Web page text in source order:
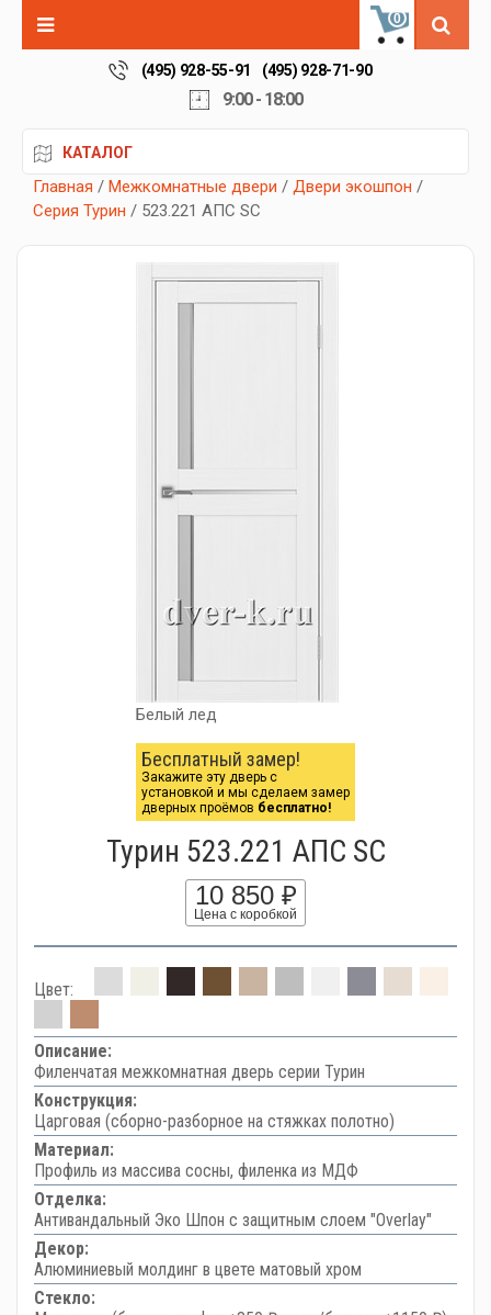
0
(495) 928-55-91 (495) 928-71-90
9:00 - 18:00
КАТАЛОГ
Главная / Межкомнатные двери / Двери экошпон /
Серия Турин / 523.221 АПС SC
Белый лед
Бесплатный замер!
Закажите эту дверь с
установкой и мы сделаем замер
дверных проёмов бесплатно!
Турин 523.221 АПС SC
10 850 ₽
Цена с коробкой
Цвет:
Описание:
Филенчатая межкомнатная дверь серии Турин
Конструкция:
Царговая (сборно-разборное на стяжках полотно)
Материал:
Профиль из массива сосны, филенка из МДФ
Отделка:
Антивандальный Эко Шпон с защитным слоем "Overlay"
Декор:
Алюминиевый молдинг в цвете матовый хром
Стекло: